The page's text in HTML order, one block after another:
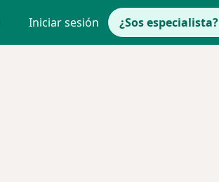
Iniciar sesión ¿Sos especialista?